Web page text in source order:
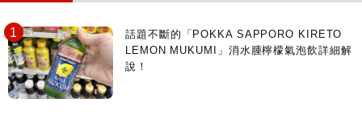
話題不斷的「POKKA SAPPORO KIRETO
LEMON MUKUMI」消水腫檸檬氣泡飲詳細解
說！